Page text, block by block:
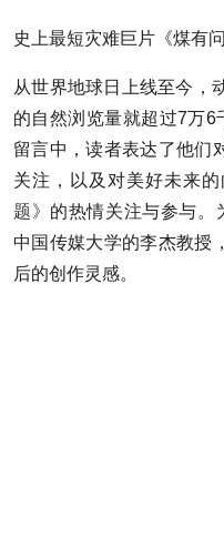
史上最短灾难巨片《煤有
从世界地球日上线至今，
的自然浏览量就超过7万6
留言中，读者表达了他们
关注，以及对美好未来
题》 的热情关注与参与。
中国传媒大学的李杰教授
后的创作灵感。